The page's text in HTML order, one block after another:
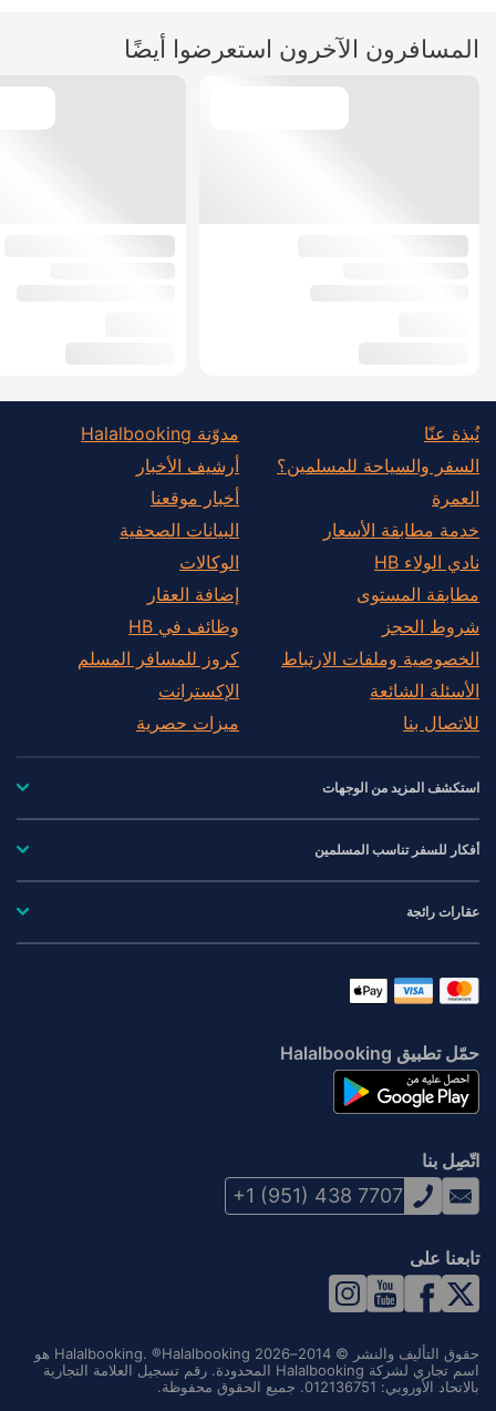
المسافرون الآخرون استعرضوا أيضًا
نُبذة عنّا
السفر والسياحة للمسلمين؟
العمرة
خدمة مطابقة الأسعار
نادي الولاء HB
مطابقة المستوى
شروط الحجز
الخصوصية وملفات الارتباط
الأسئلة الشائعة
للاتصال بنا
مدوّنة Halalbooking
أرشيف الأخبار
أخبار موقعنا
البيانات الصحفية
الوكالات
إضافة العقار
وظائف في HB
كروز للمسافر المسلم
الإكسترانت
ميزات حصرية
استكشف المزيد من الوجهات
أفكار للسفر تناسب المسلمين
عقارات رائجة
حمّل تطبيق Halalbooking
اتّصِل بنا
+1 (951) 438 7707
تابعنا على
حقوق التأليف والنشر © 2014–2026 Halalbooking. ®Halalbooking هو
اسم تجاري لشركة Halalbooking المحدودة. رقم تسجيل العلامة التجارية
بالاتحاد الأوروبي: 012136751. جميع الحقوق محفوظة.